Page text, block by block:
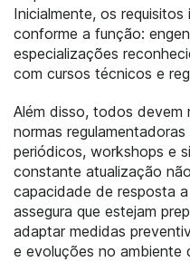
Inicialmente, os
conforme a função:
especializações
com cursos técnicos e
Além disso, todos devem
normas
periódicos, workshops e
constante atualização
capacidade de resposta
assegura que estejam
adaptar medidas
e evoluções no ambiente